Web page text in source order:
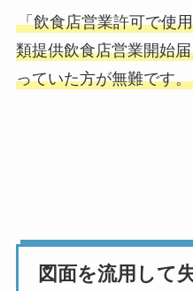
「飲食店営業許可で使
類提供飲食店営業開始
っていた方が無難です。
図面を流用して